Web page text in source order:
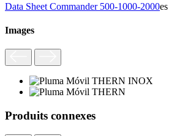
Data Sheet Commander 500-1000-2000es
Images
Produits connexes